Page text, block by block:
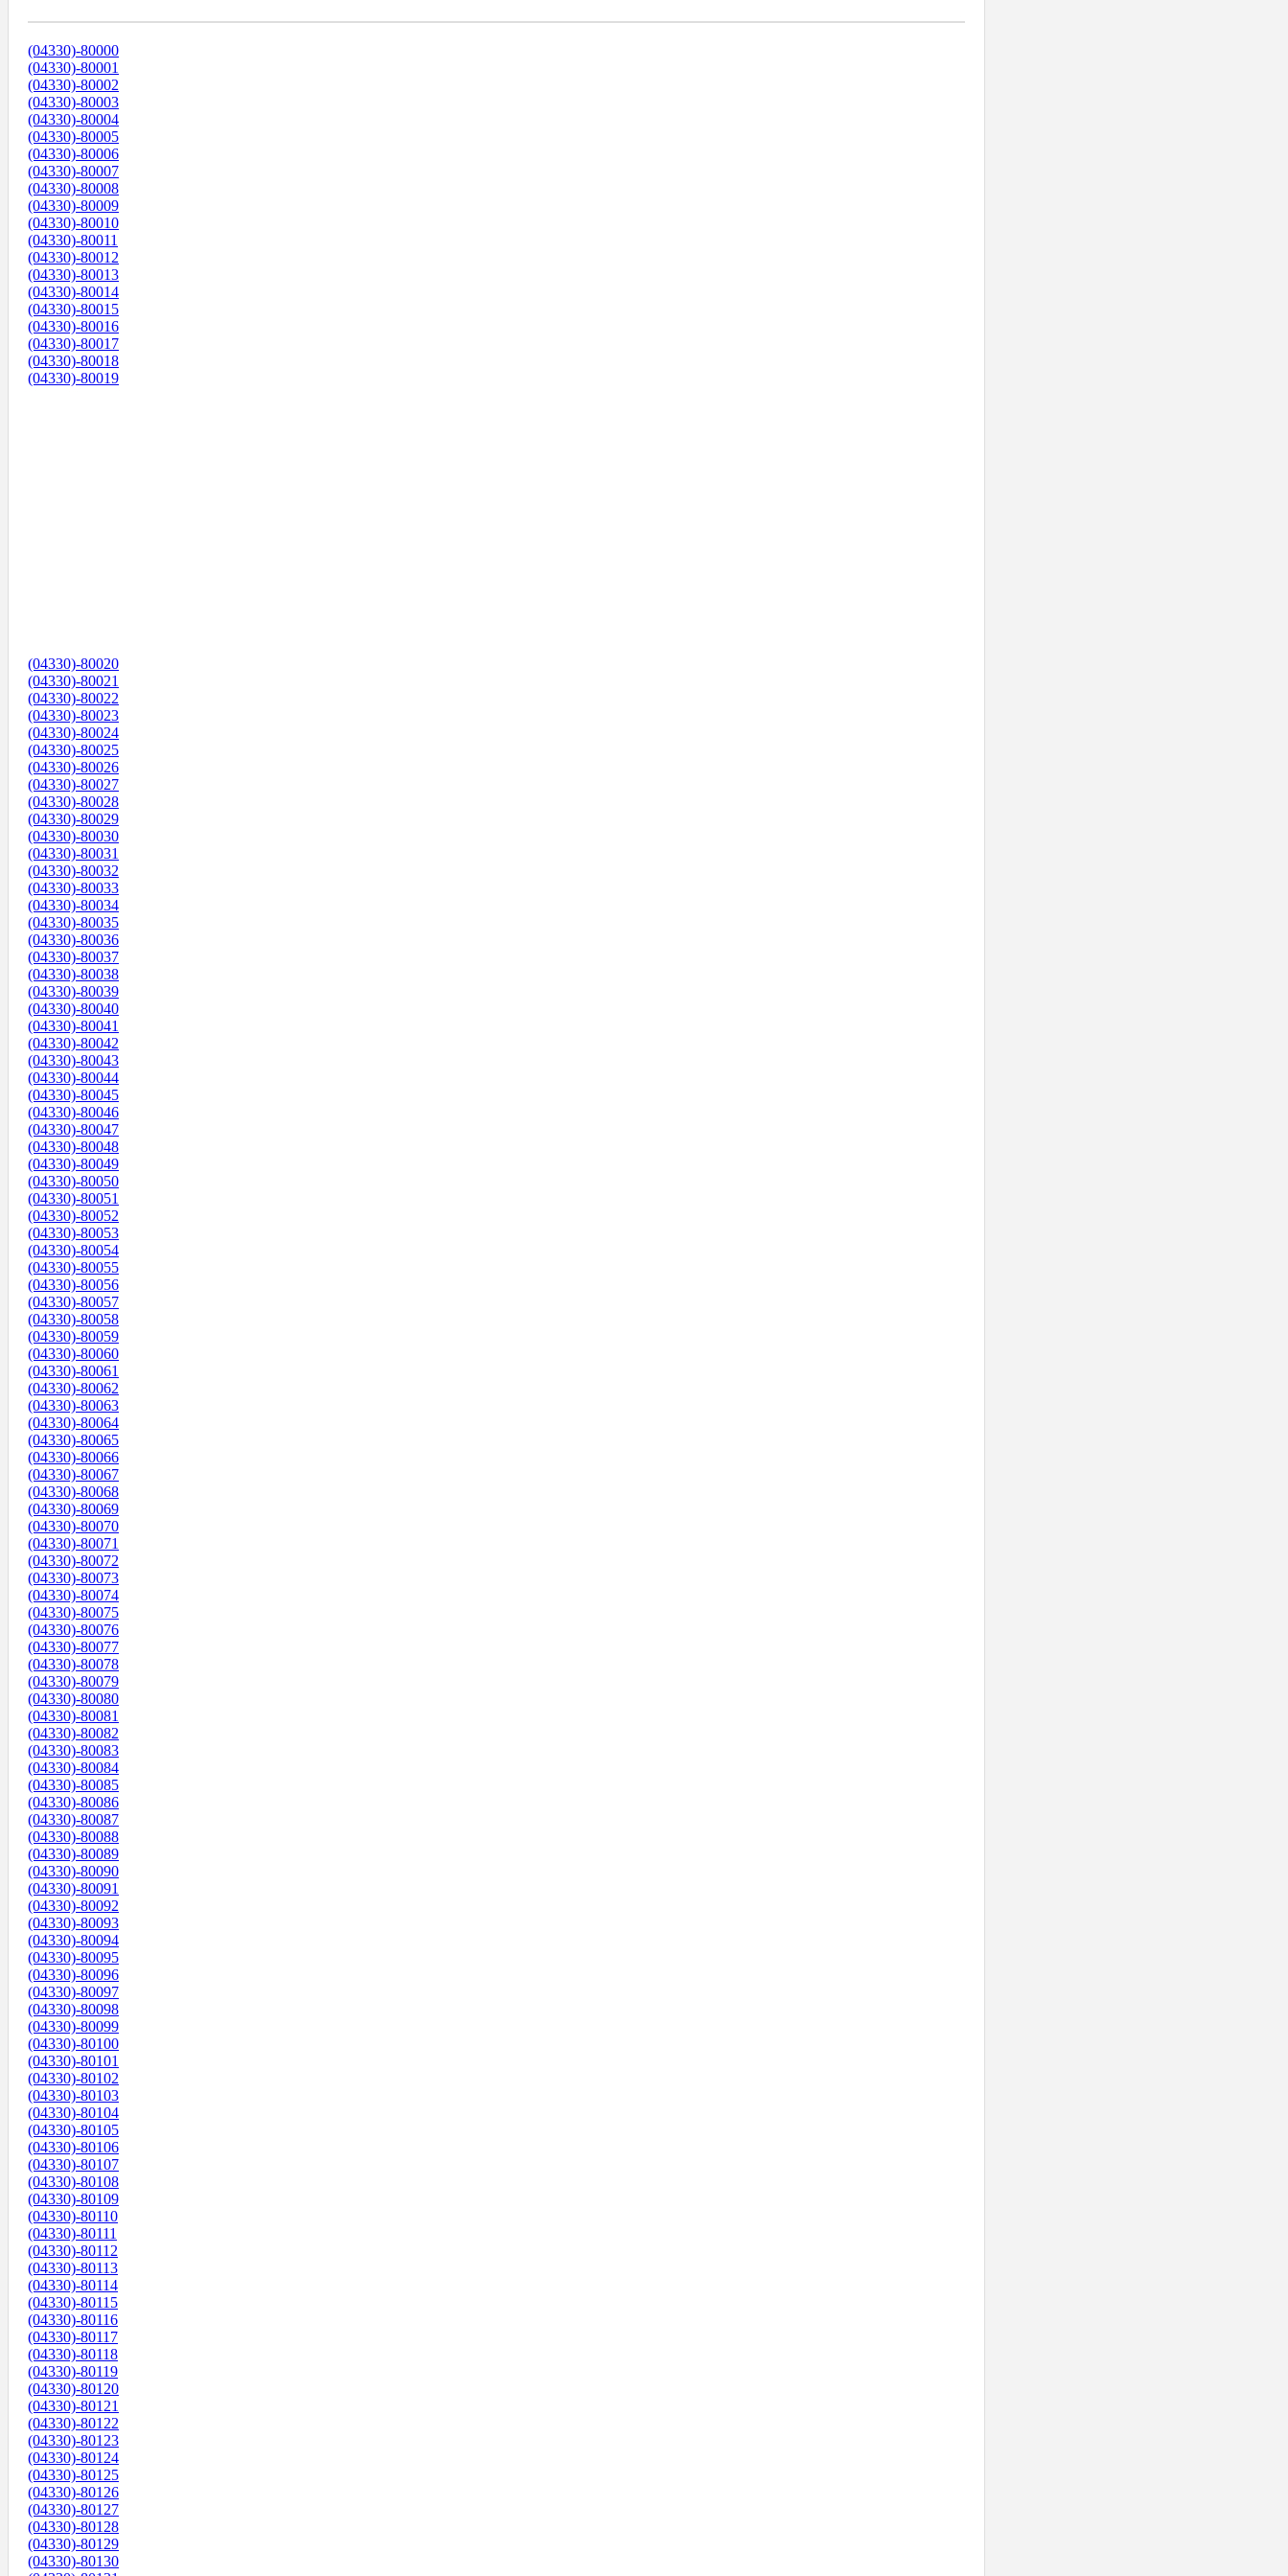
(04330)-80000
(04330)-80001
(04330)-80002
(04330)-80003
(04330)-80004
(04330)-80005
(04330)-80006
(04330)-80007
(04330)-80008
(04330)-80009
(04330)-80010
(04330)-80011
(04330)-80012
(04330)-80013
(04330)-80014
(04330)-80015
(04330)-80016
(04330)-80017
(04330)-80018
(04330)-80019
(04330)-80020
(04330)-80021
(04330)-80022
(04330)-80023
(04330)-80024
(04330)-80025
(04330)-80026
(04330)-80027
(04330)-80028
(04330)-80029
(04330)-80030
(04330)-80031
(04330)-80032
(04330)-80033
(04330)-80034
(04330)-80035
(04330)-80036
(04330)-80037
(04330)-80038
(04330)-80039
(04330)-80040
(04330)-80041
(04330)-80042
(04330)-80043
(04330)-80044
(04330)-80045
(04330)-80046
(04330)-80047
(04330)-80048
(04330)-80049
(04330)-80050
(04330)-80051
(04330)-80052
(04330)-80053
(04330)-80054
(04330)-80055
(04330)-80056
(04330)-80057
(04330)-80058
(04330)-80059
(04330)-80060
(04330)-80061
(04330)-80062
(04330)-80063
(04330)-80064
(04330)-80065
(04330)-80066
(04330)-80067
(04330)-80068
(04330)-80069
(04330)-80070
(04330)-80071
(04330)-80072
(04330)-80073
(04330)-80074
(04330)-80075
(04330)-80076
(04330)-80077
(04330)-80078
(04330)-80079
(04330)-80080
(04330)-80081
(04330)-80082
(04330)-80083
(04330)-80084
(04330)-80085
(04330)-80086
(04330)-80087
(04330)-80088
(04330)-80089
(04330)-80090
(04330)-80091
(04330)-80092
(04330)-80093
(04330)-80094
(04330)-80095
(04330)-80096
(04330)-80097
(04330)-80098
(04330)-80099
(04330)-80100
(04330)-80101
(04330)-80102
(04330)-80103
(04330)-80104
(04330)-80105
(04330)-80106
(04330)-80107
(04330)-80108
(04330)-80109
(04330)-80110
(04330)-80111
(04330)-80112
(04330)-80113
(04330)-80114
(04330)-80115
(04330)-80116
(04330)-80117
(04330)-80118
(04330)-80119
(04330)-80120
(04330)-80121
(04330)-80122
(04330)-80123
(04330)-80124
(04330)-80125
(04330)-80126
(04330)-80127
(04330)-80128
(04330)-80129
(04330)-80130